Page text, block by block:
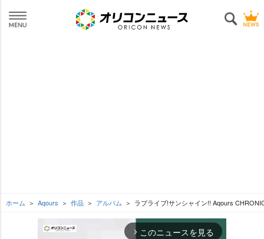
ホーム Aqours 作品 アルバム ラブライブ!サンシャイン!! Aqours
arrow_forward_ios このニュースを見る